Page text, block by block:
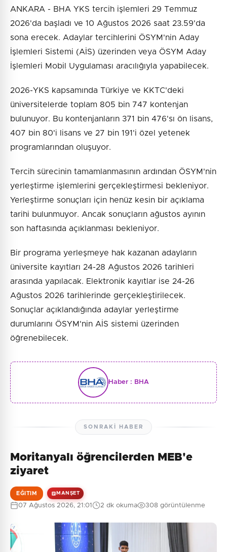
ANKARA - BHA YKS tercih işlemleri 29 Temmuz
2026'da başladı ve 10 Ağustos 2026 saat 23.59'da
sona erecek. Adaylar tercihlerini ÖSYM'nin Aday
İşlemleri Sistemi (AİS) üzerinden veya ÖSYM Aday
İşlemleri Mobil Uygulaması aracılığıyla yapabilecek.
2026-YKS kapsamında Türkiye ve KKTC'deki
üniversitelerde toplam 805 bin 747 kontenjan
bulunuyor. Bu kontenjanların 371 bin 476'sı ön lisans,
407 bin 80'i lisans ve 27 bin 191'i özel yetenek
programlarından oluşuyor.
Tercih sürecinin tamamlanmasının ardından ÖSYM'nin
yerleştirme işlemlerini gerçekleştirmesi bekleniyor.
Yerleştirme sonuçları için henüz kesin bir açıklama
tarihi bulunmuyor. Ancak sonuçların ağustos ayının
son haftasında açıklanması bekleniyor.
Bir programa yerleşmeye hak kazanan adayların
üniversite kayıtları 24-28 Ağustos 2026 tarihleri
arasında yapılacak. Elektronik kayıtlar ise 24-26
Ağustos 2026 tarihlerinde gerçekleştirilecek.
Sonuçlar açıklandığında adaylar yerleştirme
durumlarını ÖSYM'nin AİS sistemi üzerinden
öğrenebilecek.
Haber : BHA
SONRAKI HABER
Moritanyalı öğrencilerden MEB'e
ziyaret
EĞITIM MANŞET
07 Ağustos 2026, 21:01 2 dk okuma 308 görüntülenme